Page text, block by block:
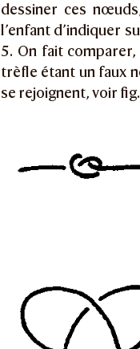
dessiner ces
l’enfant d’indiquer
5. On fait
trèfle étant un faux
se rejoignent, voir